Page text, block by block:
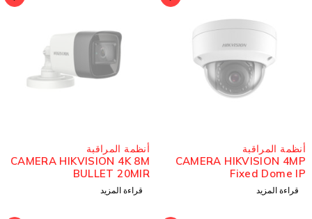
مُباع
أنظمة المراقبة
CAMERA HIKVISION 4MP
Fixed Dome IP
قراءة المزيد
مُباع
أنظمة المراقبة
CAMERA HIKVISION 4K 8M
BULLET 20MIR
قراءة المزيد